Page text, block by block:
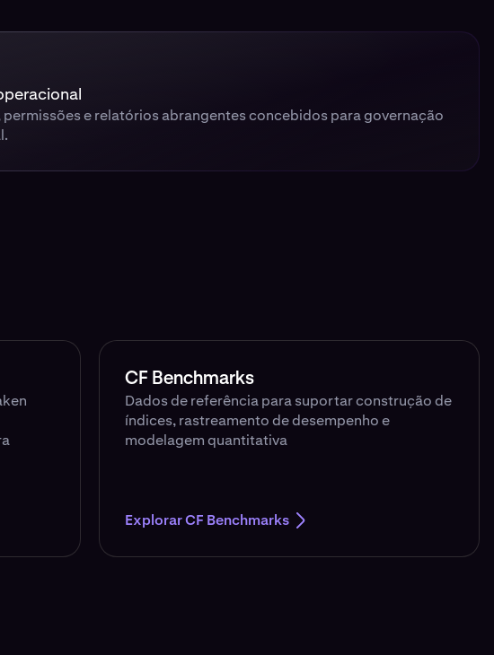
permissões e relatórios abrangentes concebidos para governação
CF Benchmarks
Dados de referência para suportar construção de
índices, rastreamento de desempenho e
modelagem quantitativa
Explorar CF Benchmarks